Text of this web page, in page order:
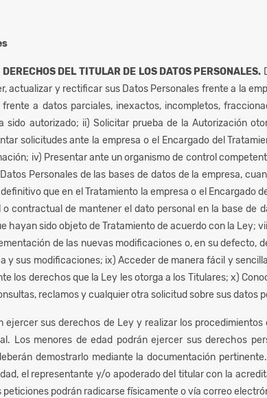
DEL TITULAR DE LOS DATOS PERSONALES.
actualizar y rectificar sus Datos Personales frente a la
a datos parciales, inexactos, incompletos,
sido autorizado; ii) Solicitar prueba de la Autorización
solicitudes ante la empresa o el Encargado del
iv) Presentar ante un organismo de control
Personales de las bases de datos de la empresa,
que en el Tratamiento la empresa o el Encargado
o contractual de mantener el dato personal en la base
hayan sido objeto de Tratamiento de acuerdo con la Ley;
de las nuevas modificaciones o, en su defecto,
y sus modificaciones; ix) Acceder de manera fácil y
los derechos que la Ley les otorga a los Titulares; x)
reclamos y cualquier otra solicitud sobre sus datos
ejercer sus derechos de Ley y realizar los
Los menores de edad podrán ejercer sus derechos
demostrarlo mediante la documentación
el representante y/o apoderado del titular con la
peticiones podrán radicarse físicamente o vía correo